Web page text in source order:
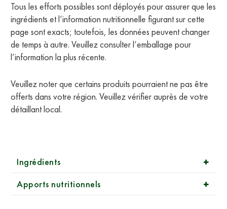
Tous les efforts possibles sont déployés pour assurer que les
ingrédients et l’information nutritionnelle figurant sur cette
page sont exacts; toutefois, les données peuvent changer
de temps à autre. Veuillez consulter l’emballage pour
l’information la plus récente.
Veuillez noter que certains produits pourraient ne pas être
offerts dans votre région. Veuillez vérifier auprès de votre
détaillant local.
Ingrédients
Apports nutritionnels